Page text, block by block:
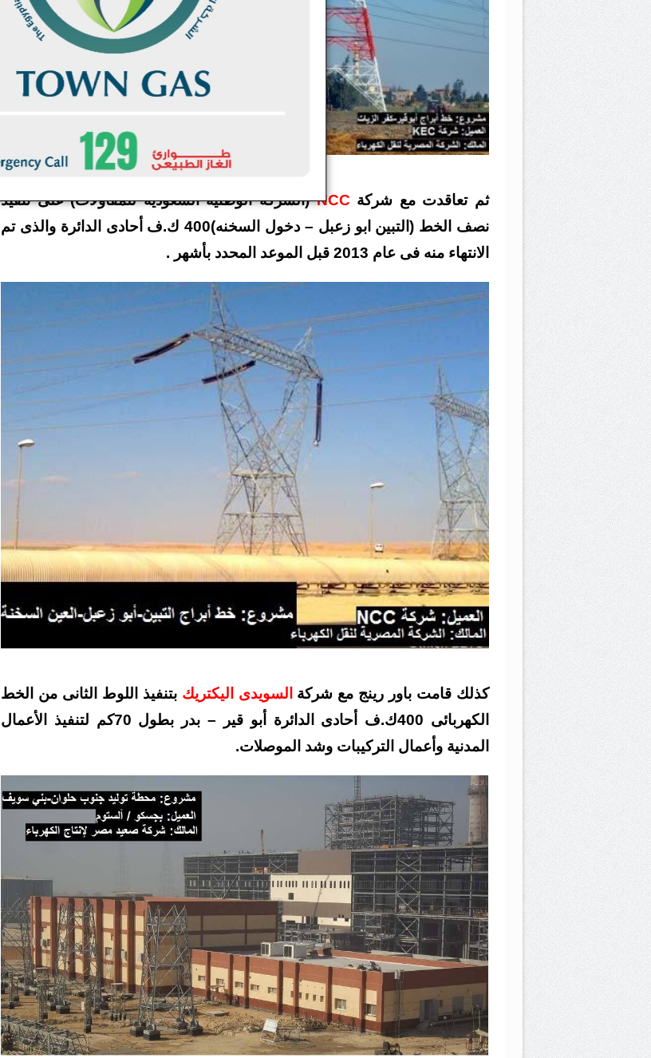
ثم تعاقدت مع شركة NCC(الشركة الوطنية السعودية للمقاولات) على تنفيذ
نصف الخط (التبين ابو زعبل – دخول السخنه)400 ك.ف أحادى الدائرة والذى تم
الانتهاء منه فى عام 2013 قبل الموعد المحدد بأشهر .
كذلك قامت باور رينج مع شركة السويدى اليكتريك بتنفيذ اللوط الثانى من الخط
الكهربائى 400ك.ف أحادى الدائرة أبو قير – بدر بطول 70كم لتنفيذ الأعمال
المدنية وأعمال التركيبات وشد الموصلات.